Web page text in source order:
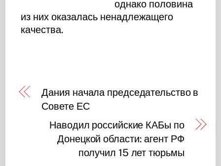
однако половина
из них оказалась ненадлежащего
качества.
Дания начала председательство в
Совете ЕС
Наводил российские КАБы по
Донецкой области: агент РФ
получил 15 лет тюрьмы